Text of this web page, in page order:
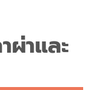
ผ่าและ